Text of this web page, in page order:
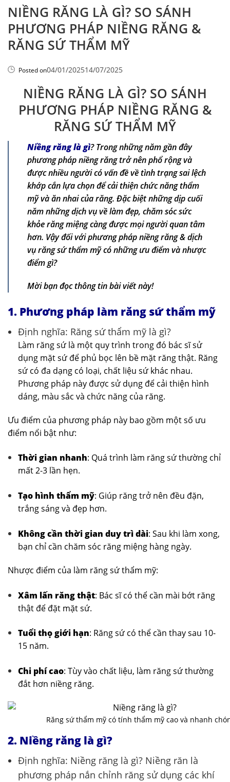
NIỀNG RĂNG LÀ GÌ? SO SÁNH
PHƯƠNG PHÁP NIỀNG RĂNG &
RĂNG SỨ THẨM MỸ
Posted on04/01/202514/07/2025
NIỀNG RĂNG LÀ GÌ? SO SÁNH
PHƯƠNG PHÁP NIỀNG RĂNG &
RĂNG SỨ THẨM MỸ
Niềng răng là gì? Trong những năm gần đây
phương pháp niềng răng trở nên phổ rộng và
được nhiều người có vấn đề về tình trạng sai lệch
khớp cắn lựa chọn để cải thiện chức năng thẩm
mỹ và ăn nhai của răng. Đặc biệt những dịp cuối
năm những dịch vụ về làm đẹp, chăm sóc sức
khỏe răng miệng càng được mọi người quan tâm
hơn. Vậy đối với phương pháp niềng răng & dịch
vụ răng sứ thẩm mỹ có những ưu điểm và nhược
điểm gì?
Mời bạn đọc thông tin bài viết này!
1. Phương pháp làm răng sứ thẩm mỹ
Định nghĩa: Răng sứ thẩm mỹ là gì?
Làm răng sứ là một quy trình trong đó bác sĩ sử
dụng mặt sứ để phủ bọc lên bề mặt răng thật. Răng
sứ có đa dạng có loại, chất liệu sứ khác nhau.
Phương pháp này được sử dụng để cải thiện hình
dáng, màu sắc và chức năng của răng.
Ưu điểm của phương pháp này bao gồm một số ưu
điểm nổi bật như:
Thời gian nhanh: Quá trình làm răng sứ thường chỉ
mất 2-3 lần hẹn.
Tạo hình thẩm mỹ: Giúp răng trở nên đều đặn,
trắng sáng và đẹp hơn.
Không cần thời gian duy trì dài: Sau khi làm xong,
bạn chỉ cần chăm sóc răng miệng hàng ngày.
Nhược điểm của làm răng sứ thẩm mỹ:
Xâm lấn răng thật: Bác sĩ có thể cần mài bớt răng
thật để đặt mặt sứ.
Tuổi thọ giới hạn: Răng sứ có thể cần thay sau 10-
15 năm.
Chi phí cao: Tùy vào chất liệu, làm răng sứ thường
đắt hơn niềng răng.
Răng sứ thẩm mỹ có tính thẩm mỹ cao và nhanh
2. Niềng răng là gì?
Định nghĩa: Niềng răng là gì? Niềng răn là
phương pháp nắn chỉnh răng sử dụng các khí